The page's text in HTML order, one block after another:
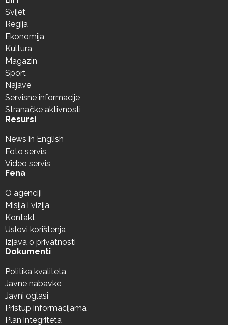
Svijet
Regija
Ekonomija
Kultura
Magazin
Sport
Najave
Servisne informacije
Stranačke aktivnosti
Resursi
News in English
Foto servis
Video servis
Fena
O agenciji
Misija i vizija
Kontakt
Uslovi korištenja
Izjava o privatnosti
Dokumenti
Politika kvaliteta
Javne nabavke
Javni oglasi
Pristup informacijama
Plan integriteta